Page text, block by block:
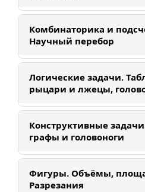
помощь к решению задач.
Решаем задачи на
математические ребусы.
ребусы, отрезки, весы.
Комбинаторика и
Научный перебор
Знакомимся с основами
деревом решений и
без пропусков и повторов.
Логические задачи.
рыцари и лжецы,
Учимся строить
задачи про рыцарей и
Конструктивные
графы и головоноги
Разбираем различные
решить задачи.
Фигуры. Объёмы,
Разрезания